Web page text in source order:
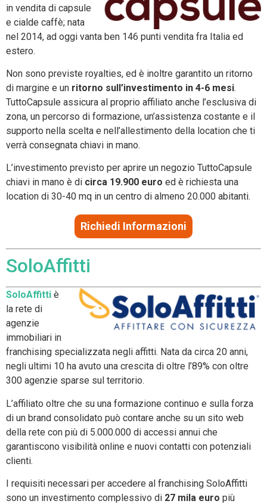
in vendita di capsule
e cialde caffè; nata
nel 2014, ad oggi vanta ben 146 punti vendita fra Italia ed
estero.
Non sono previste royalties, ed è inoltre garantito un ritorno
di margine e un ritorno sull’investimento in 4-6 mesi.
TuttoCapsule assicura al proprio affiliato anche l’esclusiva di
zona, un percorso di formazione, un’assistenza costante e il
supporto nella scelta e nell’allestimento della location che ti
verrà consegnata chiavi in mano.
L’investimento previsto per aprire un negozio TuttoCapsule
chiavi in mano è di circa 19.900 euro ed è richiesta una
location di 30-40 mq in un centro di almeno 20.000 abitanti.
Richiedi Informazioni
SoloAffitti
SoloAffitti è
la rete di
agenzie
immobiliari in
franchising specializzata negli affitti. Nata da circa 20 anni,
negli ultimi 10 ha avuto una crescita di oltre l’89% con oltre
300 agenzie sparse sul territorio.
L’affiliato oltre che su una formazione continuo e sulla forza
di un brand consolidato può contare anche su un sito web
della rete con più di 5.000.000 di accessi annui che
garantiscono visibilità online e nuovi contatti con potenziali
clienti.
I requisiti necessari per accedere al franchising SoloAffitti
sono un investimento complessivo di 27 mila euro più